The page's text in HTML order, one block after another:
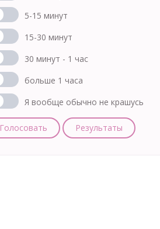
5-15 минут
15-30 минут
30 минут - 1 час
больше 1 часа
Я вообще обычно не крашусь
Голосовать Результаты